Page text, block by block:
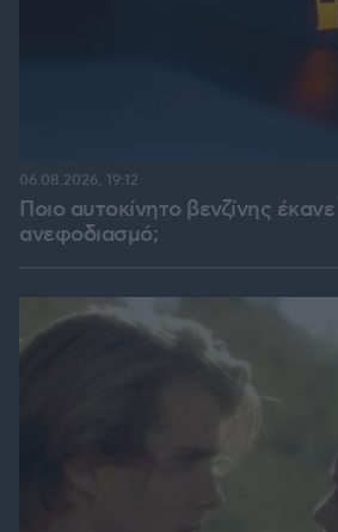
Ποιο αυτοκίνητο βενζίνης
ανεφοδιασμό;
06.08.2026, 19:12